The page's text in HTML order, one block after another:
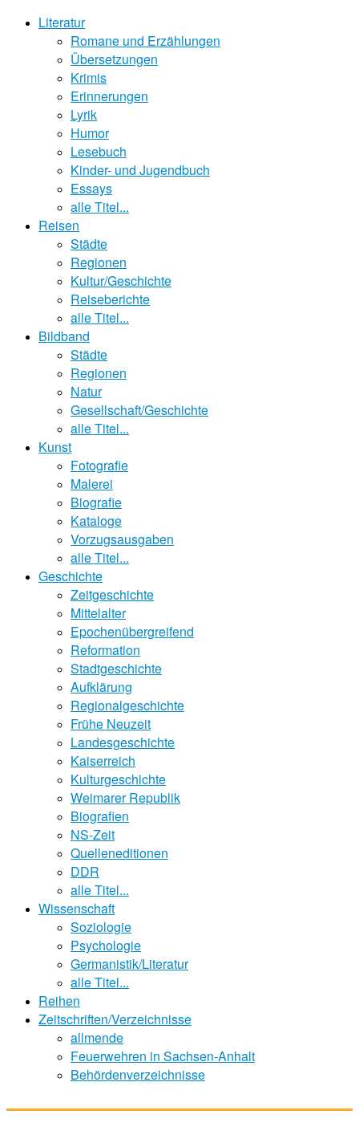
Literatur
Romane und Erzählungen
Übersetzungen
Krimis
Erinnerungen
Lyrik
Humor
Lesebuch
Kinder- und Jugendbuch
Essays
alle Titel...
Reisen
Städte
Regionen
Kultur/Geschichte
Reiseberichte
alle Titel...
Bildband
Städte
Regionen
Natur
Gesellschaft/Geschichte
alle Titel...
Kunst
Fotografie
Malerei
Biografie
Kataloge
Vorzugsausgaben
alle Titel...
Geschichte
Zeitgeschichte
Mittelalter
Epochenübergreifend
Reformation
Stadtgeschichte
Aufklärung
Regionalgeschichte
Frühe Neuzeit
Landesgeschichte
Kaiserreich
Kulturgeschichte
Weimarer Republik
Biografien
NS-Zeit
Quelleneditionen
DDR
alle Titel...
Wissenschaft
Soziologie
Psychologie
Germanistik/Literatur
alle Titel...
Reihen
Zeitschriften/Verzeichnisse
allmende
Feuerwehren in Sachsen-Anhalt
Behördenverzeichnisse